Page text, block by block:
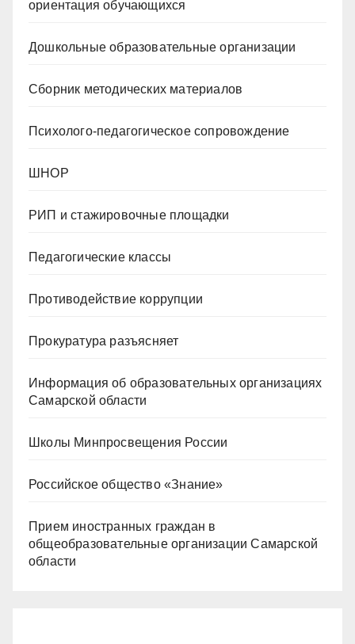
ориентация обучающихся
Дошкольные образовательные организации
Сборник методических материалов
Психолого-педагогическое сопровождение
ШНОР
РИП и стажировочные площадки
Педагогические классы
Противодействие коррупции
Прокуратура разъясняет
Информация об образовательных организациях
Самарской области
Школы Минпросвещения России
Российское общество «Знание»
Прием иностранных граждан в
общеобразовательные организации Самарской
области